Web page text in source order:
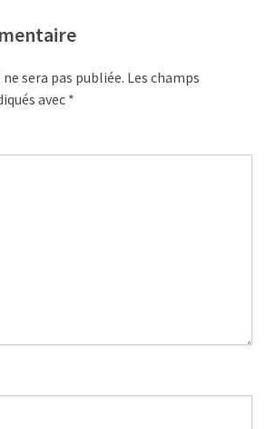
sera pas publiée. Les champs
avec *